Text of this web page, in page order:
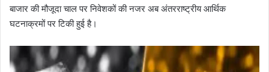
बाजार की मौजूदा चाल पर निवेशकों की नजर अब अंतरराष्ट्रीय आर्थिक
घटनाक्रमों पर टिकी हुई है।